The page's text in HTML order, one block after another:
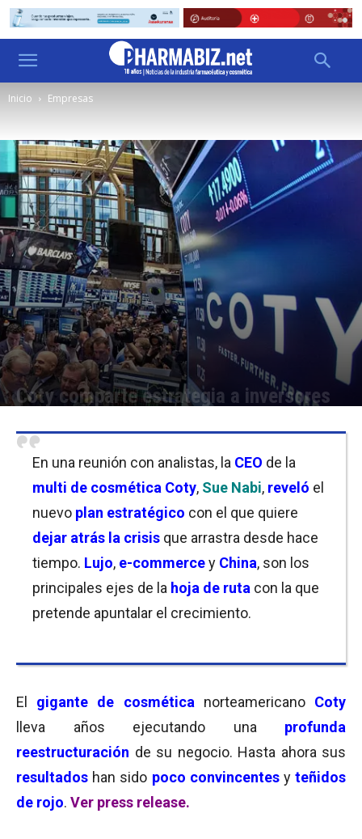
Inicio Empresas
Coty comparte estrategia a inversores
En una reunión con analistas, la CEO de la
multi de cosmética Coty, Sue Nabi, reveló el
nuevo plan estratégico con el que quiere
dejar atrás la crisis que arrastra desde hace
tiempo. Lujo, e-commercey China, son los
principales ejes de la hoja de ruta con la que
pretende apuntalar el crecimiento.
El gigante de cosmética norteamericano Coty
lleva años ejecutando una profunda
reestructuración de su negocio. Hasta ahora sus
resultados han sido poco convincentes yteñidos
de rojo. Ver press release.